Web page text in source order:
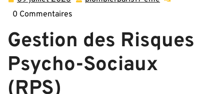
juillet
0 Commentaires
Gestion des Risques
Psycho-Sociaux
(RPS)